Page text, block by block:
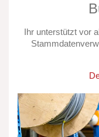
Ihr unterstützt vor